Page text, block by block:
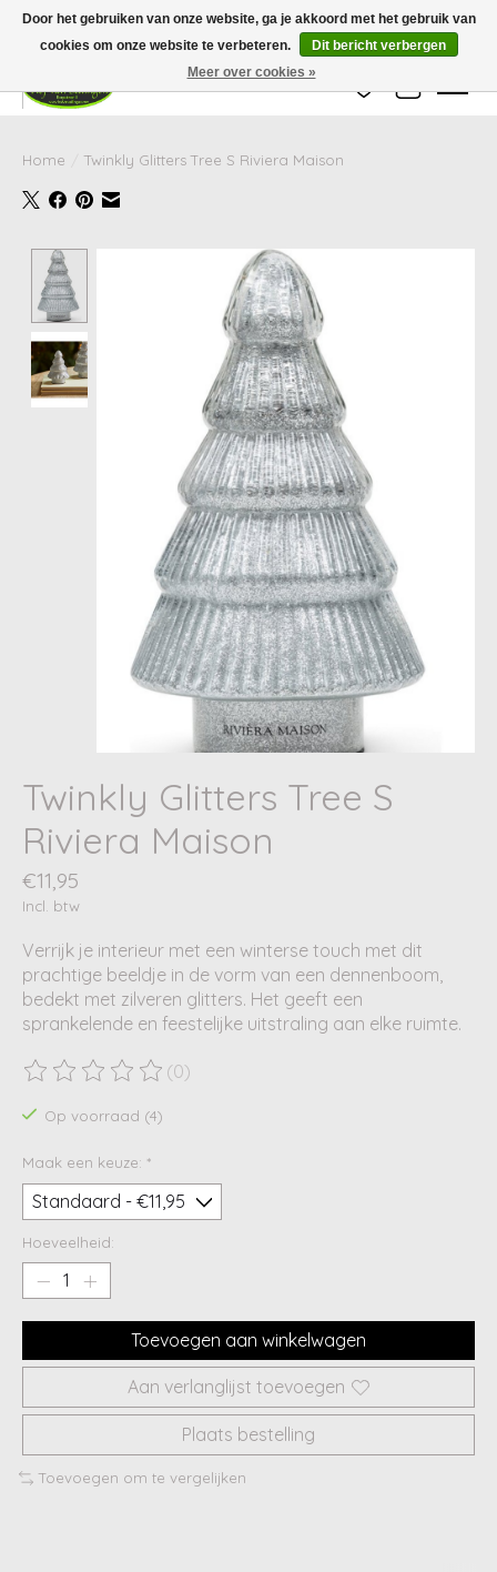
Wij zijn gesloten van 24 december tot en met 25 januari. Houd er rekening mee
dat de levertijd van uw bestelling in deze periode langer kan zijn dan
gebruikelijk.
Verlanglijst
Home Twinkly Glitters Tree S Riviera Maison
Product image slideshow Items
Twinkly Glitters Tree S
Riviera Maison
€11,95
Incl. btw
Verrijk je interieur met een winterse touch met dit
prachtige beeldje in de vorm van een dennenboom,
bedekt met zilveren glitters. Het geeft een
sprankelende en feestelijke uitstraling aan elke ruimte.
De beoordeling van dit product is
(0)
Op voorraad (4)
Maak een keuze: *
Hoeveelheid:
Toevoegen aan winkelwagen
Aan verlanglijst toevoegen
Plaats bestelling
Toevoegen om te vergelijken
Door het gebruiken van onze website, ga je akkoord met het gebruik van
cookies om onze website te verbeteren.
Dit bericht verbergen
Meer over cookies »